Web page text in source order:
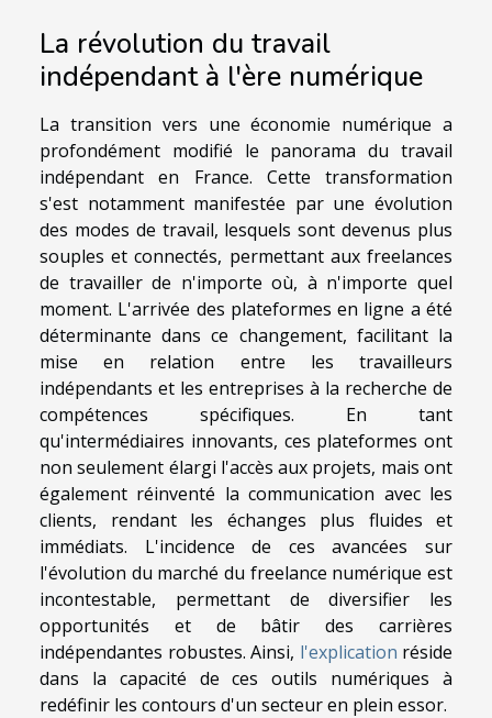
La révolution du travail
indépendant à l'ère numérique
La transition vers une économie numérique a
profondément modifié le panorama du travail
indépendant en France. Cette transformation
s'est notamment manifestée par une évolution
des modes de travail, lesquels sont devenus plus
souples et connectés, permettant aux freelances
de travailler de n'importe où, à n'importe quel
moment. L'arrivée des plateformes en ligne a été
déterminante dans ce changement, facilitant la
mise en relation entre les travailleurs
indépendants et les entreprises à la recherche de
compétences spécifiques. En tant
qu'intermédiaires innovants, ces plateformes ont
non seulement élargi l'accès aux projets, mais ont
également réinventé la communication avec les
clients, rendant les échanges plus fluides et
immédiats. L'incidence de ces avancées sur
l'évolution du marché du freelance numérique est
incontestable, permettant de diversifier les
opportunités et de bâtir des carrières
indépendantes robustes. Ainsi, l'explication réside
dans la capacité de ces outils numériques à
redéfinir les contours d'un secteur en plein essor.